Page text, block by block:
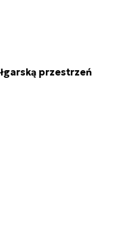
przestrzeń